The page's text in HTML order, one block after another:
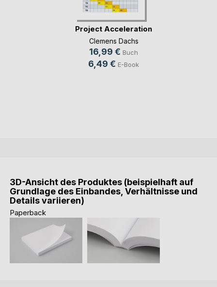
Project Acceleration
Clemens Dachs
16,99 € Buch
6,49 € E-Book
3D-Ansicht des Produktes (beispielhaft auf
Grundlage des Einbandes, Verhältnisse und
Details variieren)
Paperback